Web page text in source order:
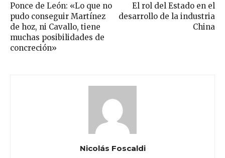
Ponce de León: «Lo que no
pudo conseguir Martínez
de hoz, ni Cavallo, tiene
muchas posibilidades de
concreción»
El rol del Estado en el
desarrollo de la industria
China
Nicolás Foscaldi